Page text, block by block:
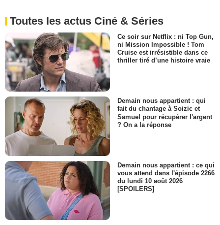
Toutes les actus Ciné & Séries
Ce soir sur Netflix : ni Top Gun,
ni Mission Impossible ! Tom
Cruise est irrésistible dans ce
thriller tiré d’une histoire vraie
Demain nous appartient : qui
fait du chantage à Soizic et
Samuel pour récupérer l'argent
? On a la réponse
Demain nous appartient : ce qui
vous attend dans l'épisode 2266
du lundi 10 août 2026
[SPOILERS]